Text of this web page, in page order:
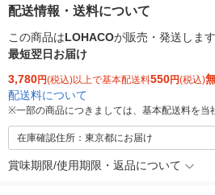
配送情報・送料について
この商品はLOHACOが販売・発送します
最短翌日お届け
3,780円(税込)以上で基本配送料550円(税込)
配送料について
※一部の商品につきましては、基本配送料を当
在庫確認住所：東京都にお届け
賞味期限/使用期限・返品について